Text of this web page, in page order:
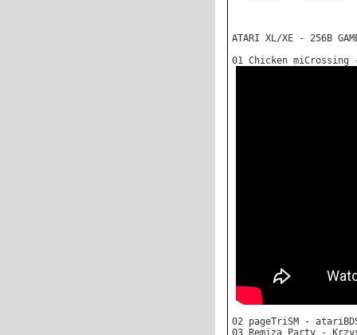
ATARI XL/XE - 256B GAME
01 Chicken
02 pageTriSM -
03 Remiza Party -